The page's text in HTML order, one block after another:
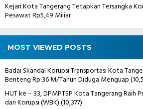
Kejari Kota Tangerang Tetapkan Tersangka
Pesawat Rp5,49 Miliar
MOST VIEWED POSTS
Badai Skandal Korupsi Transportasi Kota
Benteng Rp 36 M/Tahun Diduga Menguap
HUT ke – 33, DPMPTSP Kota Tangerang Raih
dari Korupsi (WBK)(10,377)